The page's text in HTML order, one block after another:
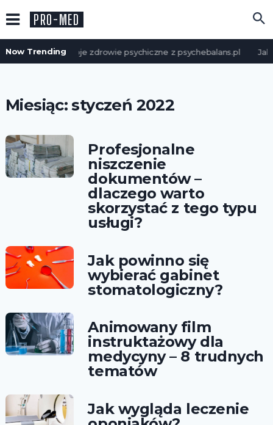
PRO-MED
Now Trending
Zadbaj o swoje zdrowie psychiczne z psychebalans.pl Jak
Miesiąc:styczeń 2022
Profesjonalne
niszczenie
dokumentów –
dlaczego warto
skorzystać z tego typu
usługi?
Jak powinno się
wybierać gabinet
stomatologiczny?
Animowany film
instruktażowy dla
medycyny – 8 trudnych
tematów
Jak wygląda leczenie